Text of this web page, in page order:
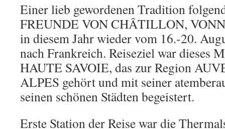
Einer lieb gewordenen Tradition
FREUNDE VON CHÂTILLON,
in diesem Jahr wieder vom 16.-20.
nach Frankreich. Reiseziel war dieses
HAUTE SAVOIE, das zur Region
ALPES gehört und mit seiner
seinen schönen Städten begeistert.
Erste Station der Reise war die